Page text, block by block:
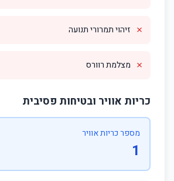
✗ זיהוי תמרורי תנועה
✗ מצלמת רוורס
כריות אוויר ובטיחות פסיבית
מספר כריות אוויר
1